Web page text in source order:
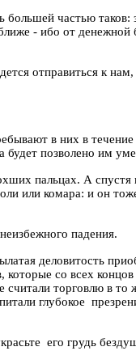
большей частью таков:
- ибо от
отправиться к нам,
в них в
будет позволено им
пальцах. А спустя
или комара: и он
падения.
деловитость
со всех
считали торговлю в то
глубокое
его грудь